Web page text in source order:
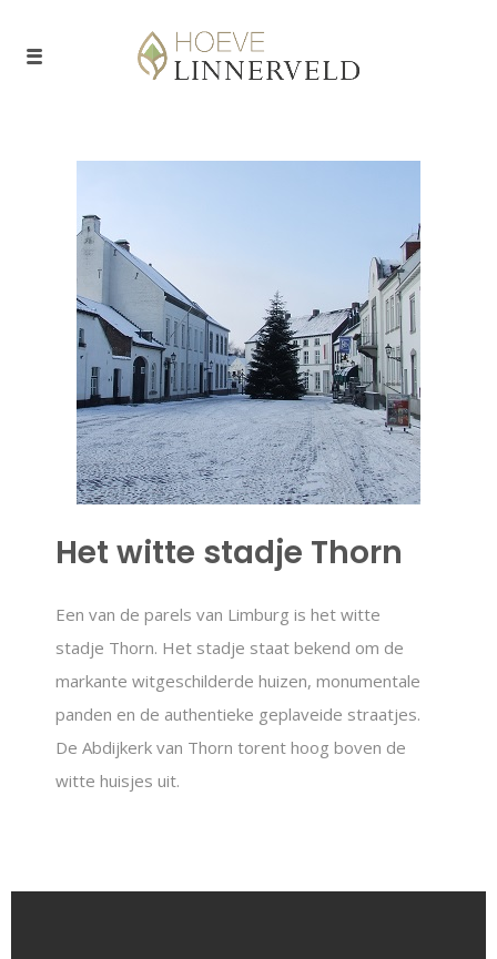
Het witte stadje Thorn
Een van de parels van Limburg is het witte
stadje Thorn. Het stadje staat bekend om de
markante witgeschilderde huizen, monumentale
panden en de authentieke geplaveide straatjes.
De Abdijkerk van Thorn torent hoog boven de
witte huisjes uit.